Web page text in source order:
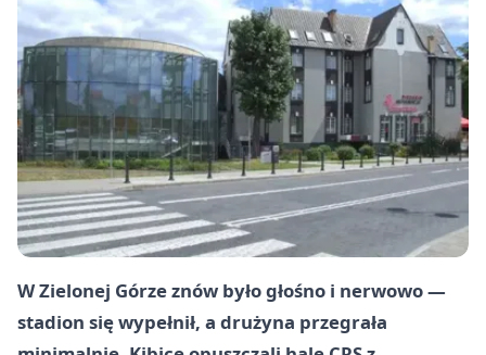
W Zielonej Górze znów było głośno i nerwowo —
stadion się wypełnił, a drużyna przegrała